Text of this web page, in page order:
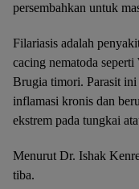
persembahkan untuk
Filariasis adalah
cacing nematoda
Brugia timori. Parasit
inflamasi kronis dan
ekstrem pada tungkai
Menurut Dr. Ishak
tiba.